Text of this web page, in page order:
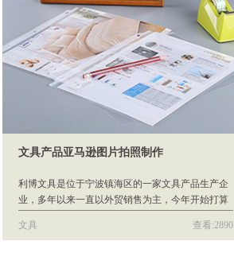
文具产品亚马逊图片拍照制作
利博文具是位于宁波镇海区的一家文具产品生产企
业，多年以来一直以外贸销售为主，今年开始打算
条就是需要对自己的产品进行包装，也就是要有漂
文具 查看:2890